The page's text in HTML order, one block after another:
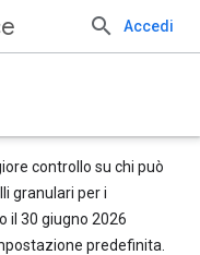
Accedi
controllo su chi può
granulari per i
il 30 giugno 2026
predefinita.